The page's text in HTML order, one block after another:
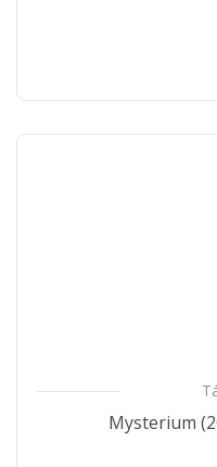
Mysterium